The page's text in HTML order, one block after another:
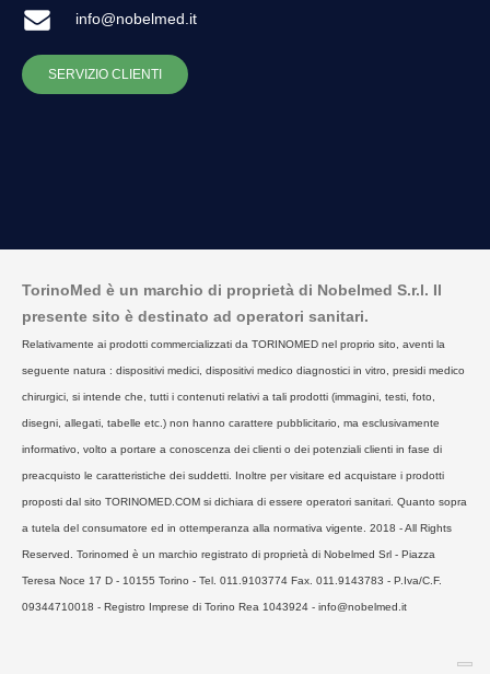
info@nobelmed.it
SERVIZIO CLIENTI
TorinoMed è un marchio di proprietà di Nobelmed S.r.l. Il
presente sito è destinato ad operatori sanitari.
Relativamente ai prodotti commercializzati da TORINOMED nel proprio sito, aventi la
seguente natura : dispositivi medici, dispositivi medico diagnostici in vitro, presidi medico
chirurgici, si intende che, tutti i contenuti relativi a tali prodotti (immagini, testi, foto,
disegni, allegati, tabelle etc.) non hanno carattere pubblicitario, ma esclusivamente
informativo, volto a portare a conoscenza dei clienti o dei potenziali clienti in fase di
preacquisto le caratteristiche dei suddetti. Inoltre per visitare ed acquistare i prodotti
proposti dal sito TORINOMED.COM si dichiara di essere operatori sanitari. Quanto sopra
a tutela del consumatore ed in ottemperanza alla normativa vigente. 2018 - All Rights
Reserved. Torinomed è un marchio registrato di proprietà di Nobelmed Srl - Piazza
Teresa Noce 17 D - 10155 Torino - Tel. 011.9103774 Fax. 011.9143783 - P.Iva/C.F.
09344710018 - Registro Imprese di Torino Rea 1043924 - info@nobelmed.it